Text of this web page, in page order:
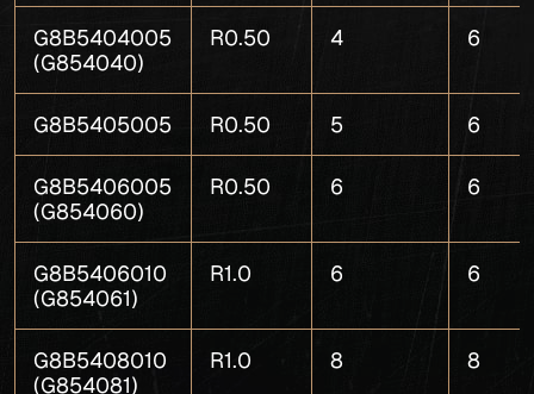
G8B5404005
(G854040)
R0.50 4 6
G8B5405005 R0.50 5 6
G8B5406005
(G854060)
R0.50 6 6
G8B5406010
(G854061)
R1.0 6 6
G8B5408010
(G854081)
R1.0 8 8